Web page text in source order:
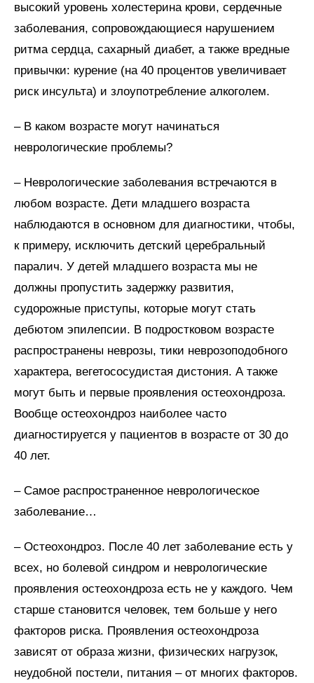
высокий уровень холестерина крови, сердечные
заболевания, сопровождающиеся нарушением
ритма сердца, сахарный диабет, а также вредные
привычки: курение (на 40 процентов увеличивает
риск инсульта) и злоупотребление алкоголем.
– В каком возрасте могут начинаться
неврологические проблемы?
– Неврологические заболевания встречаются в
любом возрасте. Дети младшего возраста
наблюдаются в основном для диагностики, чтобы,
к примеру, исключить детский церебральный
паралич. У детей младшего возраста мы не
должны пропустить задержку развития,
судорожные приступы, которые могут стать
дебютом эпилепсии. В подростковом возрасте
распространены неврозы, тики неврозоподобного
характера, вегетососудистая дистония. А также
могут быть и первые проявления остеохондроза.
Вообще остеохондроз наиболее часто
диагностируется у пациентов в возрасте от 30 до
40 лет.
– Самое распространенное неврологическое
заболевание…
– Остеохондроз. После 40 лет заболевание есть у
всех, но болевой синдром и неврологические
проявления остеохондроза есть не у каждого. Чем
старше становится человек, тем больше у него
факторов риска. Проявления остеохондроза
зависят от образа жизни, физических нагрузок,
неудобной постели, питания – от многих факторов.